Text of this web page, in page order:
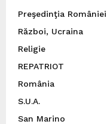
Preşedinţia României
Război, Ucraina
Religie
REPATRIOT
România
S.U.A.
San Marino